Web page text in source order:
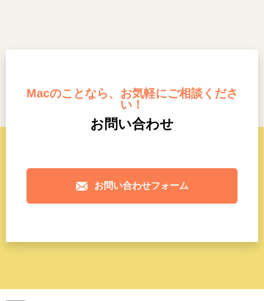
Macのことなら、お気軽にご相談くださ
い！
お問い合わせ
お問い合わせフォーム